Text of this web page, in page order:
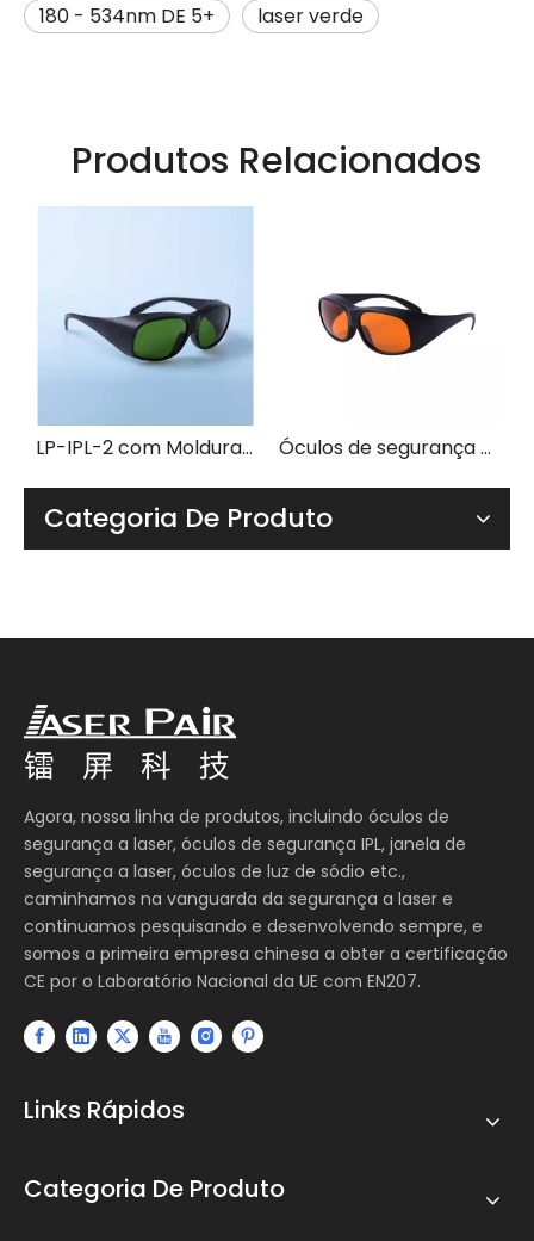
180 - 534nm DE 5+
laser verde
Produtos Relacionados
LP-IPL-2 com Moldura 33 Óculos de segurança para laser LP-GHP-2 com armação 33
Categoria De Produto
Agora, nossa linha de produtos, incluindo óculos de
segurança a laser, óculos de segurança IPL, janela de
segurança a laser, óculos de luz de sódio etc.,
caminhamos na vanguarda da segurança a laser e
continuamos pesquisando e desenvolvendo sempre, e
somos a primeira empresa chinesa a obter a certificação
CE por o Laboratório Nacional da UE com EN207.
Links Rápidos
Categoria De Produto